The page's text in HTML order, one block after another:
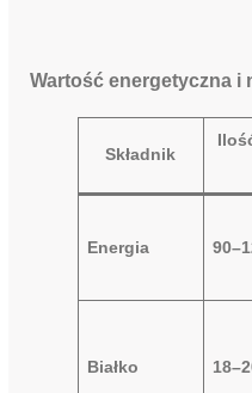
Wartość energetyczna i
Składnik
Energia
Białko